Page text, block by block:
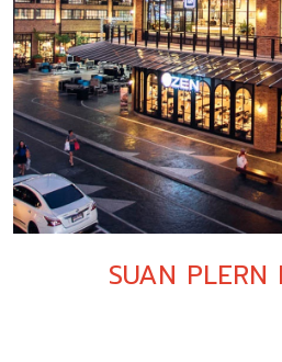
SUAN PLERN